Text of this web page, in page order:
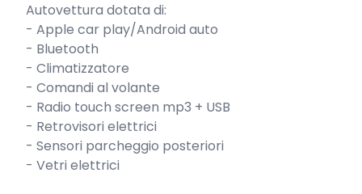
Autovettura dotata di:
- Apple car play/Android auto
- Bluetooth
- Climatizzatore
- Comandi al volante
- Radio touch screen mp3 + USB
- Retrovisori elettrici
- Sensori parcheggio posteriori
- Vetri elettrici